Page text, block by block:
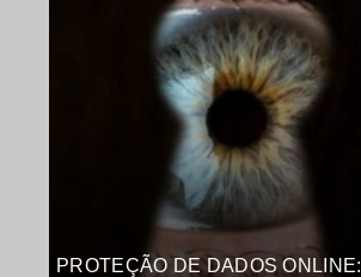
PROTEÇÃO DE DADOS ONLINE: